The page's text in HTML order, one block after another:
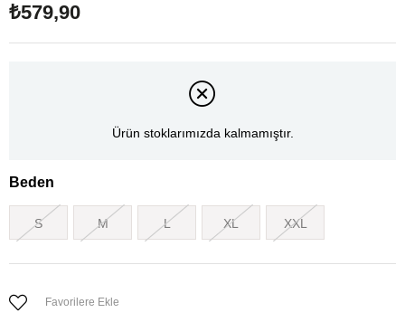
₺579,90
Ürün stoklarımızda kalmamıştır.
Beden
S M L XL XXL
Favorilere Ekle